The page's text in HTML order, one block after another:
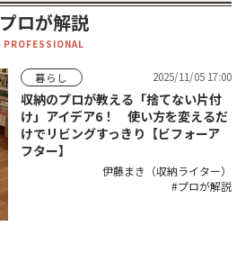
プロが解説
PROFESSIONAL
暮らし 2025/11/05 17:00
収納のプロが教える「捨てない片付
け」アイデア6！ 使い方を変えるだ
けでリビングすっきり【ビフォーア
フター】
伊藤まき（収納ライター）
プロが解説